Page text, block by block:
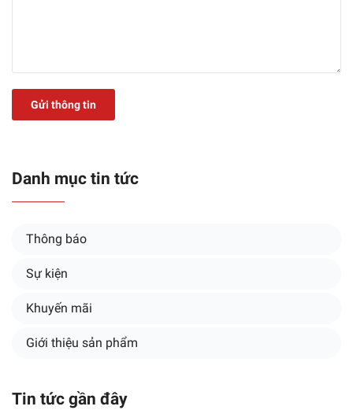
Gửi thông tin
Danh mục tin tức
Thông báo
Sự kiện
Khuyến mãi
Giới thiệu sản phẩm
Tin tức gần đây